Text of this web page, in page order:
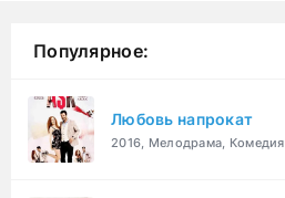
Популярное:
Любовь напрокат
2016, Мелодрама, Комедия